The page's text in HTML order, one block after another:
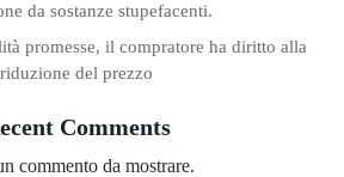
da sostanze stupefacenti.
promesse, il compratore ha diritto alla
riduzione del prezzo
Comments
commento da mostrare.